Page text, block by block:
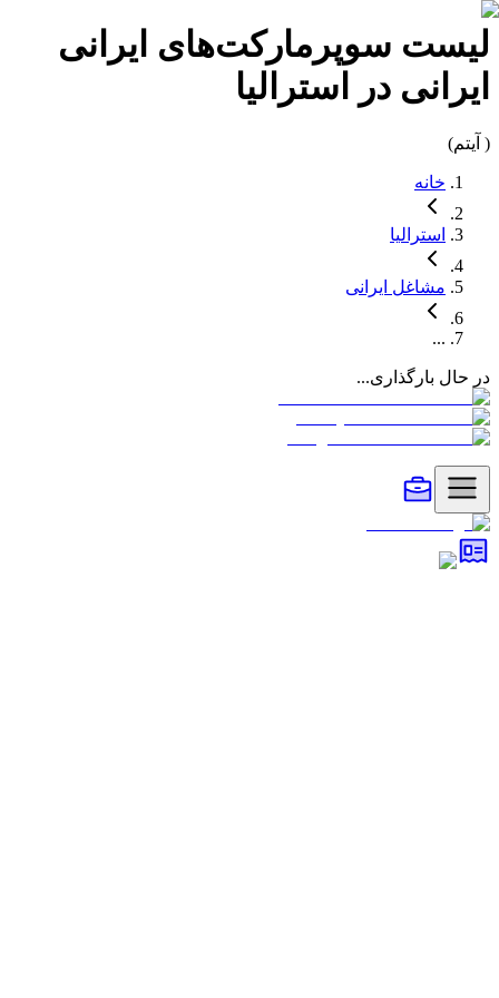
لیست سوپرمارکت‌های ایرانی
ایرانی در
استرالیا
( آیتم)
خانه
استرالیا
مشاغل ایرانی
...
در حال بارگذاری...